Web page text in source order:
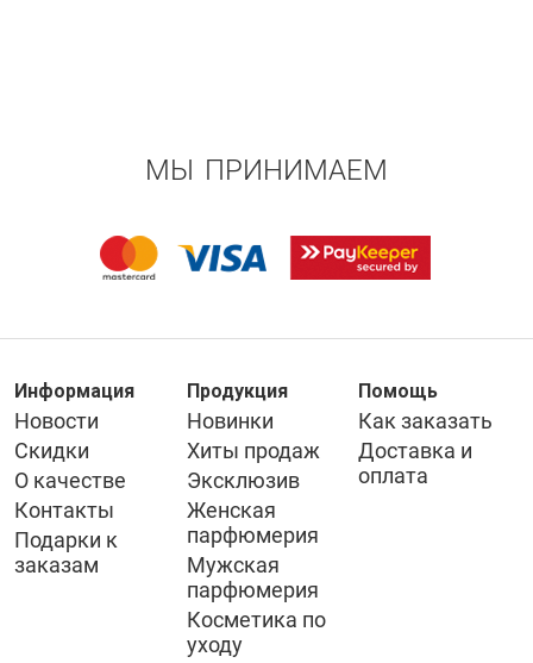
МЫ ПРИНИМАЕМ
Информация
Новости
Скидки
О качестве
Контакты
Подарки к
заказам
Продукция
Новинки
Хиты продаж
Эксклюзив
Женская
парфюмерия
Мужская
парфюмерия
Косметика по
уходу
Помощь
Как заказать
Доставка и
оплата